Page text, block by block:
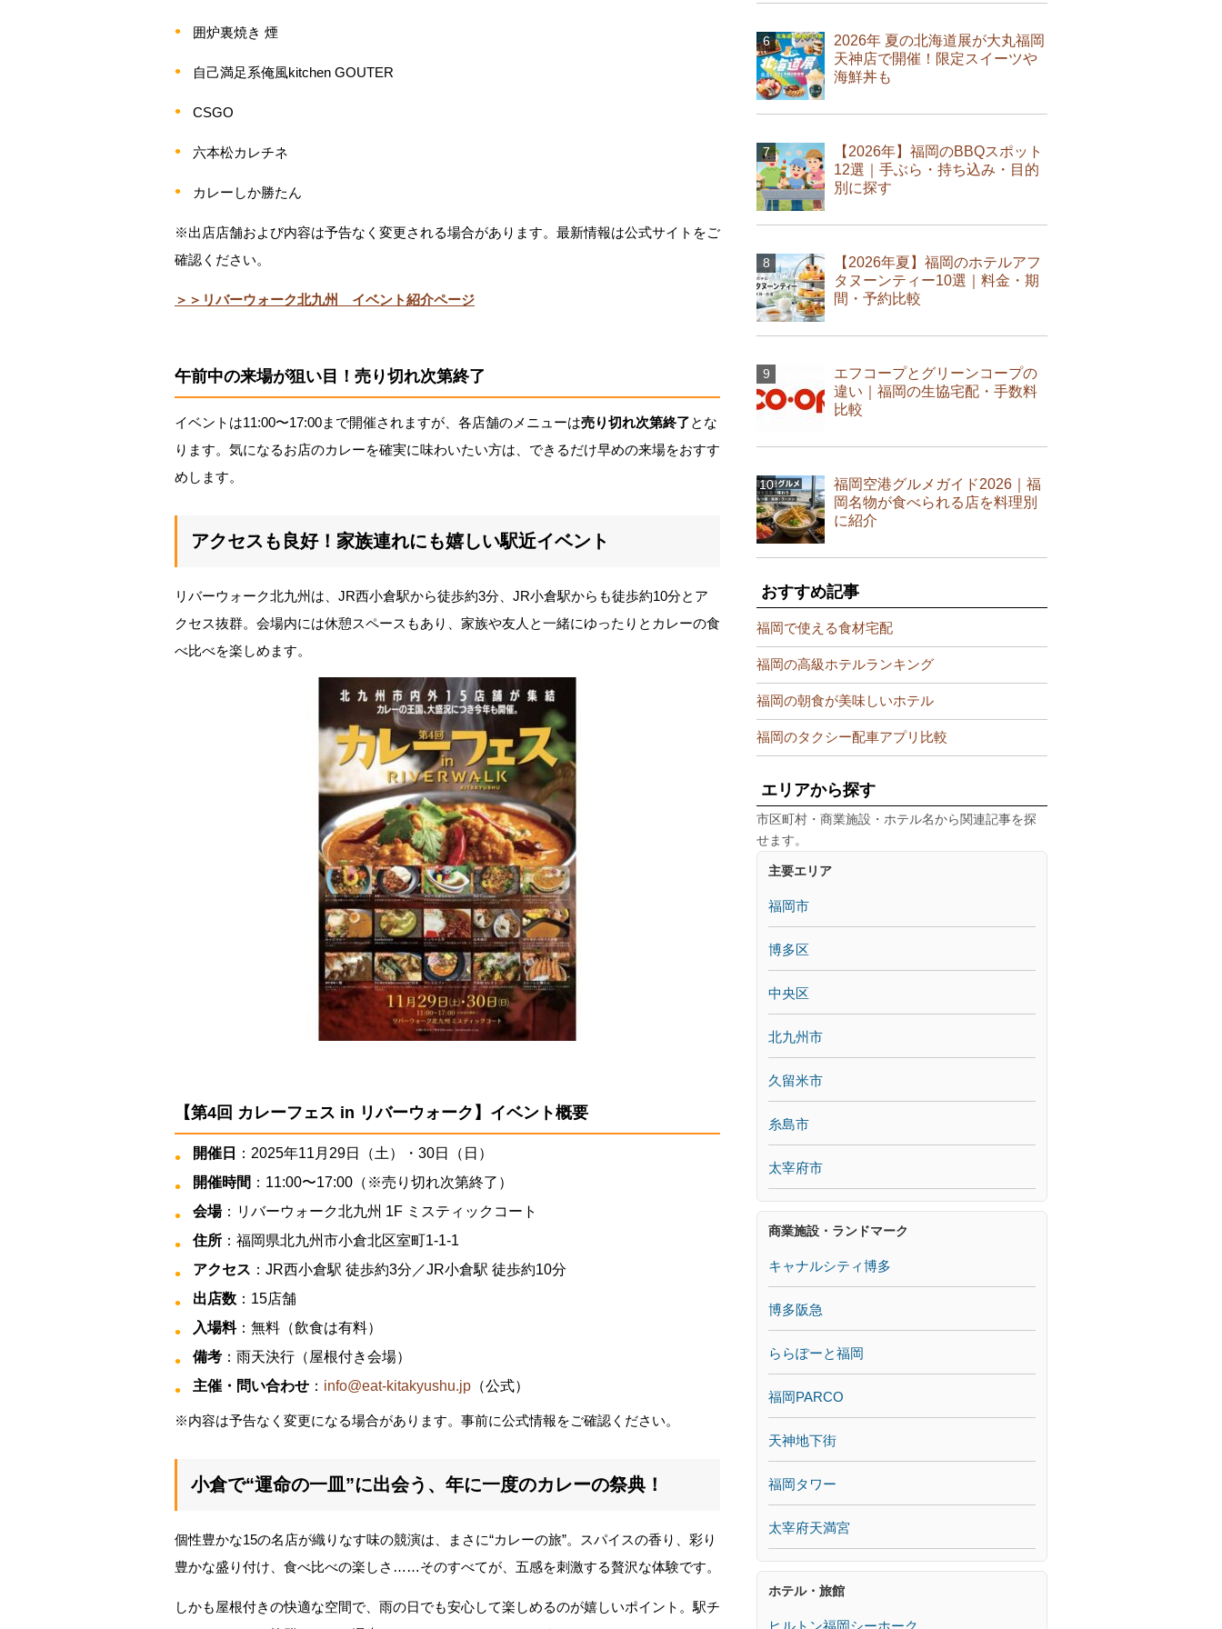
囲炉裏焼き 煙
自己満足系俺風kitchen GOUTER
CSGO
六本松カレチネ
カレーしか勝たん
※出店店舗および内容は予告なく変更される場合があります。最新情報は公式サイトをご
確認ください。
＞＞リバーウォーク北九州 イベント紹介ページ
午前中の来場が狙い目！売り切れ次第終了
イベントは11:00〜17:00まで開催されますが、各店舗のメニューは売り切れ次第終了とな
ります。気になるお店のカレーを確実に味わいたい方は、できるだけ早めの来場をおすす
めします。
アクセスも良好！家族連れにも嬉しい駅近イベント
リバーウォーク北九州は、JR西小倉駅から徒歩約3分、JR小倉駅からも徒歩約10分とア
クセス抜群。会場内には休憩スペースもあり、家族や友人と一緒にゆったりとカレーの食
べ比べを楽しめます。
【第4回 カレーフェス in リバーウォーク】イベント概要
開催日
：2025年11月29日（土）・30日（日）
開催時間 ：11:00〜17:00（※売り切れ次第終了）
会場：リバーウォーク北九州 1F ミスティックコート
住所 ：福岡県北九州市小倉北区室町1-1-1
アクセス ：JR西小倉駅 徒歩約3分／JR小倉駅 徒歩約10分
出店数 ：15店舗
入場料：無料（飲食は有料）
備考 ：雨天決行（屋根付き会場）
主催・問い合わせ ： info@eat-kitakyushu.jp （公式）
※内容は予告なく変更になる場合があります。事前に公式情報をご確認ください。
小倉で“運命の一皿”に出会う、年に一度のカレーの祭典！
個性豊かな15の名店が織りなす味の競演は、まさに“カレーの旅”。スパイスの香り、彩り
豊かな盛り付け、食べ比べの楽しさ……そのすべてが、五感を刺激する贅沢な体験です。
しかも屋根付きの快適な空間で、雨の日でも安心して楽しめるのが嬉しいポイント。駅チ
2026年 夏の北海道展が大丸福岡
天神店で開催！限定スイーツや
海鮮丼も
【2026年】福岡のBBQスポット
12選｜手ぶら・持ち込み・目的
別に探す
【2026年夏】福岡のホテルアフ
タヌーンティー10選｜料金・期
間・予約比較
エフコープとグリーンコープの
違い｜福岡の生協宅配・手数料
比較
福岡空港グルメガイド2026｜福
岡名物が食べられる店を料理別
に紹介
おすすめ記事
福岡で使える食材宅配
福岡の高級ホテルランキング
福岡の朝食が美味しいホテル
福岡のタクシー配車アプリ比較
エリアから探す
市区町村・商業施設・ホテル名から関連記事を探
せます。
主要エリア
福岡市
博多区
中央区
北九州市
久留米市
糸島市
太宰府市
商業施設・ランドマーク
キャナルシティ博多
博多阪急
ららぽーと福岡
福岡PARCO
天神地下街
福岡タワー
太宰府天満宮
ホテル・旅館
ヒルトン福岡シーホーク